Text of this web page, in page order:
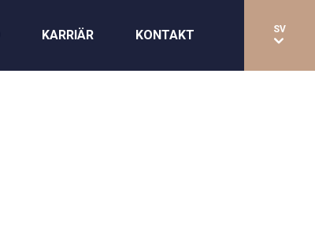
KARRIÄR KONTAKT SV